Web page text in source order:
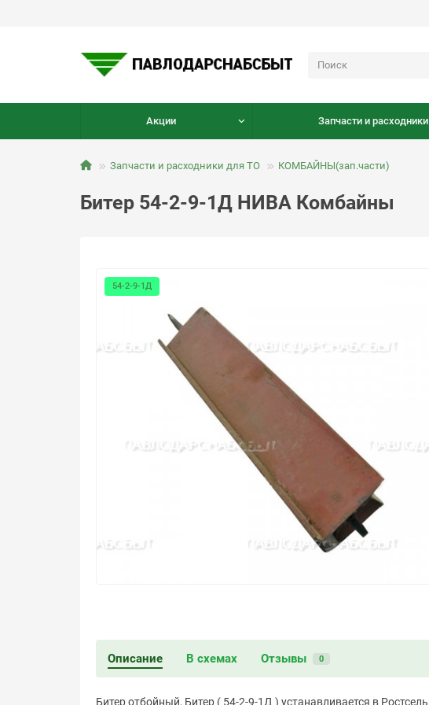
Акции Запчасти и
Запчасти и расходники для ТО КОМБАЙНЫ(зап.части)
Битер 54-2-9-1Д НИВА Комбайны
54-2-9-1Д
Описание В схемах Отзывы 0
Битер отбойный, Битер ( 54-2-9-1Д ) устанавливается в